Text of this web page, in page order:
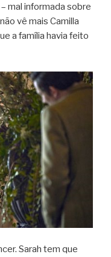
mal informada sobre
vê mais Camilla
a família havia feito
Sarah tem que